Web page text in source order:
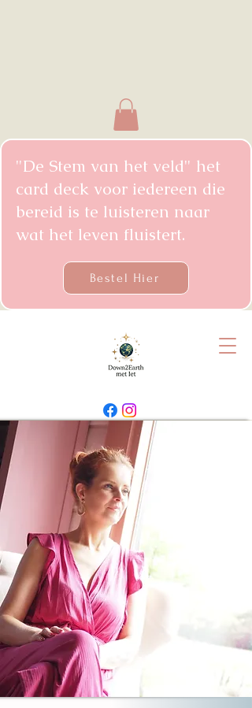
"De Stem van het veld" het
card deck voor iedereen die
bereid is te luisteren naar
wat het leven fluistert.
Bestel Hier